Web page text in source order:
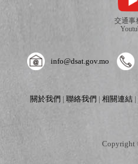
交通事
info@dsat.gov.mo
關於我們 |聯絡我們 |相關連結 |
Copyright